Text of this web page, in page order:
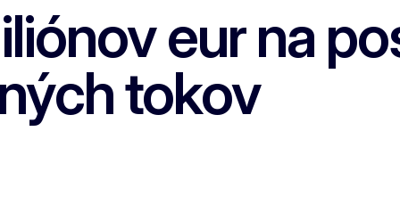
eur na
tokov